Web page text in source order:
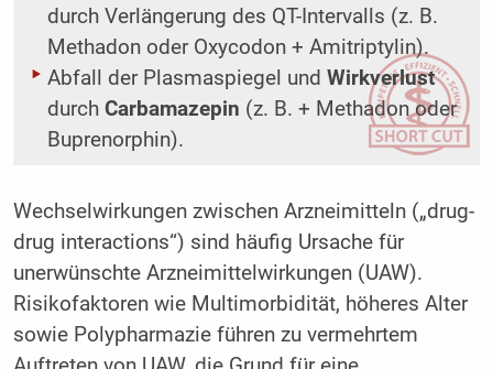
durch Verlängerung des QT-Intervalls (z. B.
Methadon oder Oxycodon + Amitriptylin).
Abfall der Plasmaspiegel und Wirkverlust
durch Carbamazepin (z. B. + Methadon oder
Buprenorphin).
Wechselwirkungen zwischen Arzneimitteln („drug-
drug interactions“) sind häufig Ursache für
unerwünschte Arzneimittelwirkungen (UAW).
Risikofaktoren wie Multimorbidität, höheres Alter
sowie Polypharmazie führen zu vermehrtem